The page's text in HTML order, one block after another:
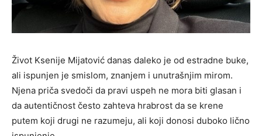
Život Ksenije Mijatović danas daleko je od estradne buke,
ali ispunjen je smislom, znanjem i unutrašnjim mirom.
Njena priča svedoči da pravi uspeh ne mora biti glasan i
da autentičnost često zahteva hrabrost da se krene
putem koji drugi ne razumeju, ali koji donosi duboko lično